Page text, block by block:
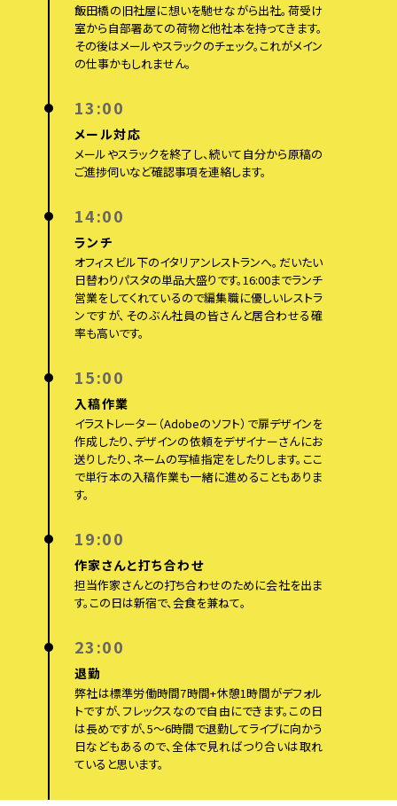
飯田橋の旧社屋に想いを馳せながら出社。荷受け
室から自部署あての荷物と他社本を持ってきます。
その後はメールやスラックのチェック。これがメイン
の仕事かもしれません。
13:00
メール対応
メールやスラックを終了し、続いて自分から原稿の
ご進捗伺いなど確認事項を連絡します。
14:00
ランチ
オフィスビル下のイタリアンレストランへ。だいたい
日替わりパスタの単品大盛りです。16:00までランチ
営業をしてくれているので編集職に優しいレストラ
ンですが、そのぶん社員の皆さんと居合わせる確
率も高いです。
15:00
入稿作業
イラストレーター（Adobeのソフト）で扉デザインを
作成したり、デザインの依頼をデザイナーさんにお
送りしたり、ネームの写植指定をしたりします。ここ
で単行本の入稿作業も一緒に進めることもありま
す。
19:00
作家さんと打ち合わせ
担当作家さんとの打ち合わせのために会社を出ま
す。この日は新宿で、会食を兼ねて。
23:00
退勤
弊社は標準労働時間7時間+休憩1時間がデフォル
トですが、フレックスなので自由にできます。この日
は長めですが、5〜6時間で退勤してライブに向かう
日などもあるので、全体で見ればつり合いは取れ
ていると思います。